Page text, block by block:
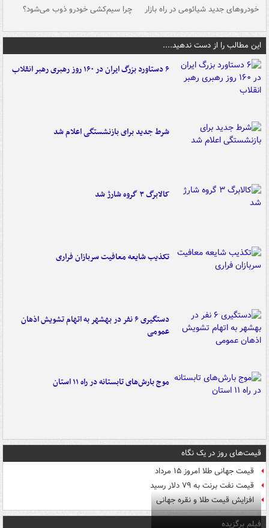
خودروهای جدید شیائومی در راه بازار چرا سیم‌کشی خودرو ذوب می‌شود؟
این مطالب را از دست ندهید....
۶ دستاورد بزرگ ایران در ۱۶۰ روز رهبری رهبر انقلاب
شرط جدید برای بازنشستگی اعلام شد
کالابرگ ۳ گروه شارژ شد
تکذیب شایعه معافیت سربازان فراری
دستگیری ۶ نفر در بهشهر به اتهام تشویش اذهان
عمومی
موج بارش‌های تابستانه در راه ۱۱ استان
قیمت‌های روز در یک نگاه
قیمت جهانی طلا امروز ۱۵ مرداد
قیمت نفت برنت به ۷۹ دلار رسید
افزایش قیمت طلا و نقره جهانی
فیلم برگزیده